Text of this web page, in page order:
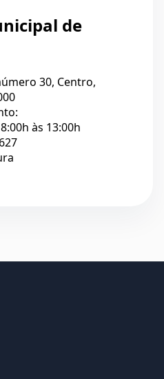
de
30, Centro,
às 13:00h